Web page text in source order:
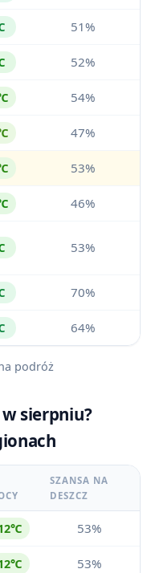
51%
52%
54%
47%
53%
46%
53%
70%
64%
podróż
sierpniu?
SZANSA NA
DESZCZ
53%
53%